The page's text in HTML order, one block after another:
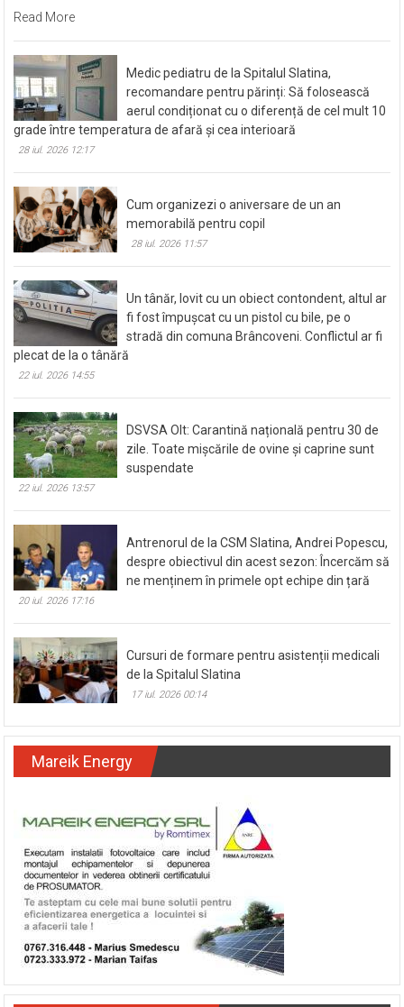
Facebook
Read More
Medic pediatru de la Spitalul Slatina,
recomandare pentru părinți: Să folosească
28 iul. 2026 12:17
Cum organizezi o aniversare de un an
Un tânăr, lovit cu un obiect contondent, altul ar
fi fost împușcat cu un pistol cu bile, pe o
22 iul. 2026 14:55
DSVSA Olt: Carantină națională pentru 30 de
22 iul. 2026 13:57
Antrenorul de la CSM Slatina, Andrei Popescu,
20 iul. 2026 17:16
Cursuri de formare pentru asistenții medicali